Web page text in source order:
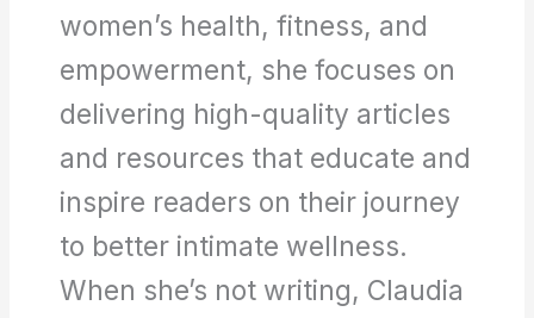
women’s health, fitness, and
empowerment, she focuses on
delivering high-quality articles
and resources that educate and
inspire readers on their journey
to better intimate wellness.
When she’s not writing, Claudia